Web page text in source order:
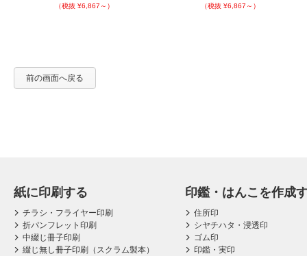
（税抜 ¥6,867～） （税抜 ¥6,867～）
前の画面へ戻る
紙に印刷する
チラシ・フライヤー印刷
折パンフレット印刷
中綴じ冊子印刷
綴じ無し冊子印刷（スクラム製本）
印鑑・はんこを作成
住所印
シヤチハタ・浸透印
ゴム印
印鑑・実印